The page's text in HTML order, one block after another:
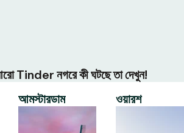
Tinder নগরে কী ঘটছে তা দেখুন!
আমস্টারডাম ওয়ারশ